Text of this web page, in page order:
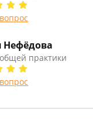
Нефёдова
практики